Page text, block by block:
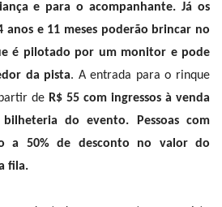
e para o acompanhante. Já os
anos e 11 meses poderão brincar no
é pilotado por um monitor e pode
da pista. A entrada para o rinque
de R$ 55 com ingressos à venda
do evento. Pessoas com
a 50% de desconto no valor do
fila.